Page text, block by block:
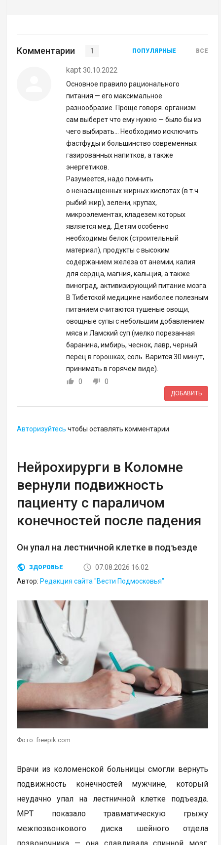
Комментарии 1 ПОПУЛЯРНЫЕ ВСЕ
kapt 30.10.2022
Основное правило рационального
питания — его максимальное
разнообразие. Проще говоря. организм
сам выберет что ему нужно — было бы из
чего выбирать... Необходимо исключить
фастфуды и большинство современных
газированных напитков, а также
энергетиков.
Разумеется, надо помнить
о ненасыщенных жирных кислотах (в т.ч.
рыбий жир), зелени, крупах,
микроэлементах, кладезем которых
является мед. Детям особенно
необходимы белок (строительный
материал), продукты с высоким
содержанием железа от анемии, калия
для сердца, магния, кальция, а также
виноград, активизирующий питание мозга.
В Тибетской медицине наиболее полезным
питанием считаются тушеные овощи,
овощные супы с небольшим добавлением
мяса и Ламский суп (мелко порезанная
баранина, имбирь, чеснок, лавр, черный
перец в горошках, соль. Варится 30 минут,
принимать в горячем виде).
0
0
ДОБАВИТЬ
Авторизуйтесь чтобы оставлять комментарии
Нейрохирурги в Коломне
вернули подвижность
пациенту с параличом
конечностей после падения
Он упал на лестничной клетке в подъезде
ЗДОРОВЬЕ
07.08.2026 16:02
Автор: Редакция сайта "Вести Подмосковья"
Фото: freepik.com
Врачи из коломенской больницы смогли вернуть
подвижность конечностей мужчине, который
неудачно упал на лестничной клетке подъезда.
МРТ показало травматическую грыжу
межпозвонкового диска шейного отдела